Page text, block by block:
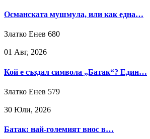
Османската мушмула, или как една…
Златко Енев 680
01 Авг, 2026
Кой е създал символа „Батак“? Един…
Златко Енев 579
30 Юли, 2026
Батак: най-големият внос в…